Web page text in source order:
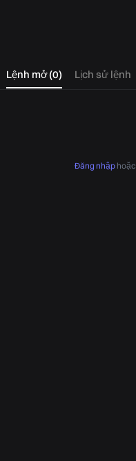
Lệnh mở(0) Lịch sử lệnh
Đăng nhập hoặc